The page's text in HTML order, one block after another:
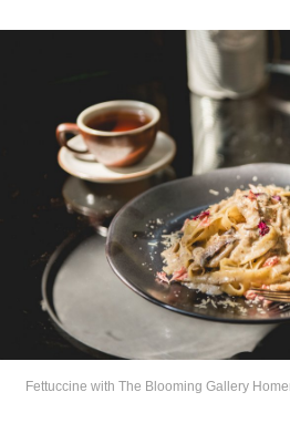
Fettuccine with The Blooming Gallery